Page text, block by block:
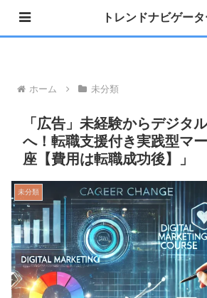
»公式 Instagram 開設しま
ホーム 未分類
「広告」未経験からデジタ
へ！転職支援付き実践型マ
座【費用は転職成功後】」
未分類
トレンドナビゲー